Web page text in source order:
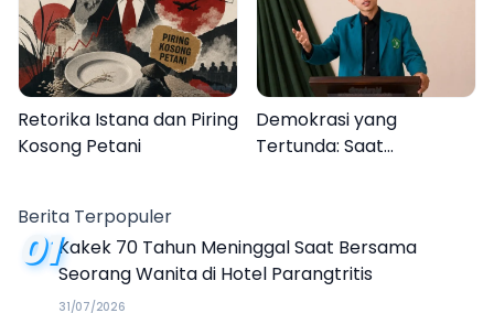
Kalender Event 2026
Retorika Istana dan Piring
Kosong Petani
Demokrasi yang
Tertunda: Saat
Berita Terpopuler
01Kakek 70 Tahun Meninggal Saat Bersama
Seorang Wanita di Hotel Parangtritis
31/07/2026